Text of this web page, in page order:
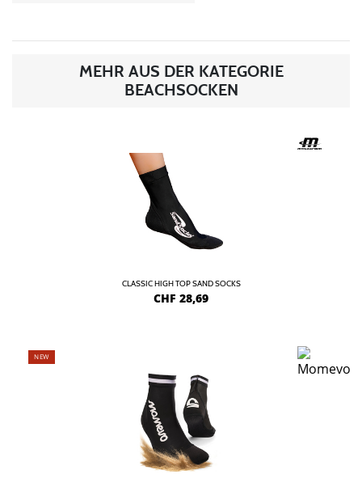
MEHR AUS DER KATEGORIE
BEACHSOCKEN
CLASSIC HIGH TOP SAND SOCKS
CHF 28,69
NEW